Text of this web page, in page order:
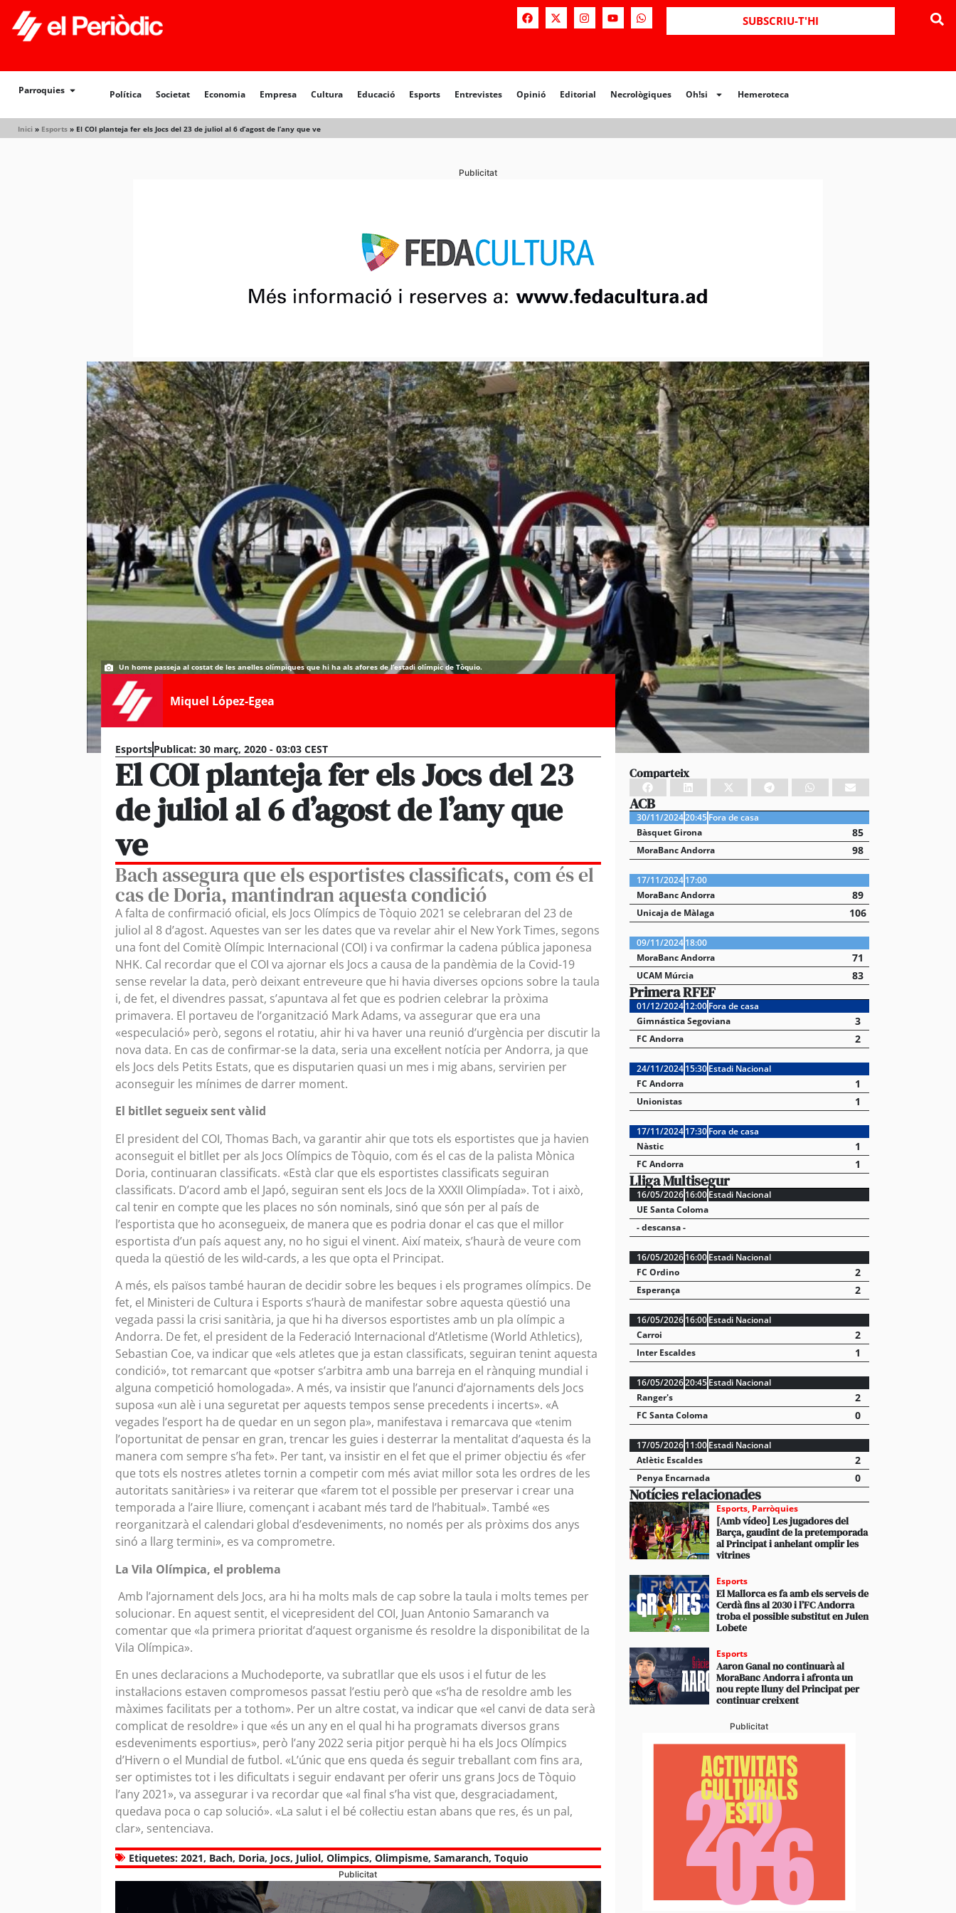
SUBSCRIU-T'HI
Parroquies Política Societat Economia Empresa Cultura Educació Esports Entrevistes Opinió Editorial Necrològiques Oh!si Hemeroteca
Inici » Esports » El COI planteja fer els Jocs del 23 de juliol al 6 d’agost de l’any que ve
Política Societat Opinió Editorial Necrològiques Hemeroteca
Publicitat
Un home passeja al costat de les anelles olímpiques que hi ha als afores de l’estadi olímpic de Tòquio.
Miquel López-Egea
EsportsPublicat: 30 març, 2020 - 03:03 CEST
El COI planteja fer els Jocs del 23
de juliol al 6 d’agost de l’any que
ve
Bach assegura que els esportistes classificats, com és el
cas de Doria, mantindran aquesta condició
A falta de confirmació oficial, els Jocs Olímpics de Tòquio 2021 se celebraran del 23 de
juliol al 8 d’agost. Aquestes van ser les dates que va revelar ahir el New York Times, segons
una font del Comitè Olímpic Internacional (COI) i va confirmar la cadena pública japonesa
NHK. Cal recordar que el COI va ajornar els Jocs a causa de la pandèmia de la Covid-19
sense revelar la data, però deixant entreveure que hi havia diverses opcions sobre la taula
i, de fet, el divendres passat, s’apuntava al fet que es podrien celebrar la pròxima
primavera. El portaveu de l’organització Mark Adams, va assegurar que era una
«especulació» però, segons el rotatiu, ahir hi va haver una reunió d’urgència per discutir la
nova data. En cas de confirmar-se la data, seria una excel·lent notícia per Andorra, ja que
els Jocs dels Petits Estats, que es disputarien quasi un mes i mig abans, servirien per
aconseguir les mínimes de darrer moment.
El bitllet segueix sent vàlid
El president del COI, Thomas Bach, va garantir ahir que tots els esportistes que ja havien
aconseguit el bitllet per als Jocs Olímpics de Tòquio, com és el cas de la palista Mònica
Doria, continuaran classificats. «Està clar que els esportistes classificats seguiran
classificats. D’acord amb el Japó, seguiran sent els Jocs de la XXXII Olimpíada». Tot i això,
cal tenir en compte que les places no són nominals, sinó que són per al país de
l’esportista que ho aconsegueix, de manera que es podria donar el cas que el millor
esportista d’un país aquest any, no ho sigui el vinent. Així mateix, s’haurà de veure com
queda la qüestió de les wild-cards, a les que opta el Principat.
A més, els països també hauran de decidir sobre les beques i els programes olímpics. De
fet, el Ministeri de Cultura i Esports s’haurà de manifestar sobre aquesta qüestió una
vegada passi la crisi sanitària, ja que hi ha diversos esportistes amb un pla olímpic a
Andorra. De fet, el president de la Federació Internacional d’Atletisme (World Athletics),
Sebastian Coe, va indicar que «els atletes que ja estan classificats, seguiran tenint aquesta
condició», tot remarcant que «potser s’arbitra amb una barreja en el rànquing mundial i
alguna competició homologada». A més, va insistir que l’anunci d’ajornaments dels Jocs
suposa «un alè i una seguretat per aquests tempos sense precedents i incerts». «A
vegades l’esport ha de quedar en un segon pla», manifestava i remarcava que «tenim
l’oportunitat de pensar en gran, trencar les guies i desterrar la mentalitat d’aquesta és la
manera com sempre s’ha fet». Per tant, va insistir en el fet que el primer objectiu és «fer
que tots els nostres atletes tornin a competir com més aviat millor sota les ordres de les
autoritats sanitàries» i va reiterar que «farem tot el possible per preservar i crear una
temporada a l’aire lliure, començant i acabant més tard de l’habitual». També «es
reorganitzarà el calendari global d’esdeveniments, no només per als pròxims dos anys
sinó a llarg termini», es va comprometre.
La Vila Olímpica, el problema
Amb l’ajornament dels Jocs, ara hi ha molts mals de cap sobre la taula i molts temes per
solucionar. En aquest sentit, el vicepresident del COI, Juan Antonio Samaranch va
comentar que «la primera prioritat d’aquest organisme és resoldre la disponibilitat de la
Vila Olímpica».
En unes declaracions a Muchodeporte, va subratllar que els usos i el futur de les
instal·lacions estaven compromesos passat l’estiu però que «s’ha de resoldre amb les
màximes facilitats per a tothom». Per un altre costat, va indicar que «el canvi de data serà
complicat de resoldre» i que «és un any en el qual hi ha programats diversos grans
esdeveniments esportius», però l’any 2022 seria pitjor perquè hi ha els Jocs Olímpics
d’Hivern o el Mundial de futbol. «L’únic que ens queda és seguir treballant com fins ara,
ser optimistes tot i les dificultats i seguir endavant per oferir uns grans Jocs de Tòquio
l’any 2021», va assegurar i va recordar que «al final s’ha vist que, desgraciadament,
quedava poca o cap solució». «La salut i el bé col·lectiu estan abans que res, és un pal,
clar», sentenciava.
Etiquetes: 2021, Bach, Doria, Jocs, Juliol, Olimpics, Olimpisme, Samaranch, Toquio
Publicitat
Comparteix
ACB
30/11/202420:45 Fora de casa
Bàsquet Girona
85
MoraBanc Andorra 98
17/11/2024 17:00
MoraBanc Andorra
89
Unicaja de Màlaga 106
09/11/2024 18:00
MoraBanc Andorra
71
UCAM Múrcia 83
Primera RFEF
01/12/2024 12:00 Fora de casa
Gimnástica Segoviana
3
FC Andorra 2
24/11/2024 15:30 Estadi Nacional
FC Andorra
1
Unionistas 1
17/11/2024 17:30 Fora de casa
Nàstic
1
FC Andorra 1
Lliga Multisegur
16/05/2026 16:00 Estadi Nacional
UE Santa Coloma
- descansa -
16/05/2026 16:00 Estadi Nacional
FC Ordino
2
Esperança 2
16/05/2026 16:00 Estadi Nacional
Carroi
2
Inter Escaldes 1
16/05/202620:45 Estadi Nacional
Ranger's
2
FC Santa Coloma 0
17/05/2026 11:00 Estadi Nacional
Atlètic Escaldes
2
Penya Encarnada 0
Notícies relacionades
Esports, Parròquies
[Amb vídeo] Les jugadores del
Barça, gaudint de la pretemporada
al Principat i anhelant omplir les
vitrines
Esports
El Mallorca es fa amb els serveis de
Cerdà fins al 2030 i l’FC Andorra
troba el possible substitut en Julen
Lobete
Esports
Aaron Ganal no continuarà al
MoraBanc Andorra i afronta un
nou repte lluny del Principat per
continuar creixent
Publicitat